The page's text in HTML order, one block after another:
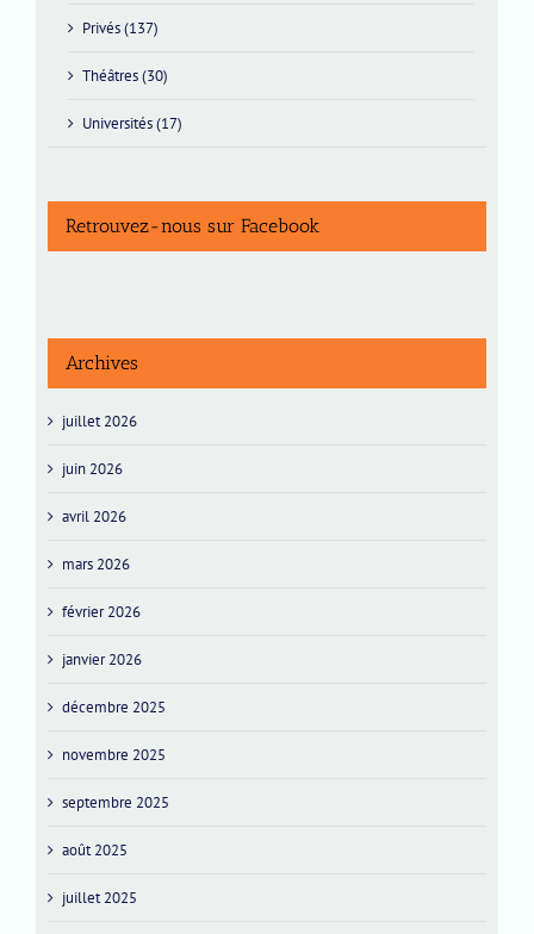
Privés (137)
Théâtres (30)
Universités (17)
Retrouvez-nous sur Facebook
Archives
juillet 2026
juin 2026
avril 2026
mars 2026
février 2026
janvier 2026
décembre 2025
novembre 2025
septembre 2025
août 2025
juillet 2025